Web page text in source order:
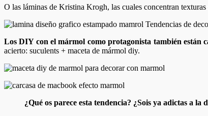
O las láminas de Kristina Krogh, las cuales concentran
Los DIY con el mármol como protagonista también están
acierto: suculents + maceta de mármol diy.
¿Qué os parece esta tendencia? ¿Sois ya adictas a la